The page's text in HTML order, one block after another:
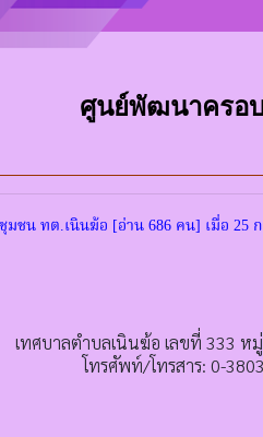
ศูนย์พัฒนาครอ
มชน ทต.เนินฆ้อ [อ่าน 686 คน] เมื่อ 25
เทศบาลตำบลเนินฆ้อ เลขที่ 333 ห
โทรศัพท์/โทรสาร: 0-